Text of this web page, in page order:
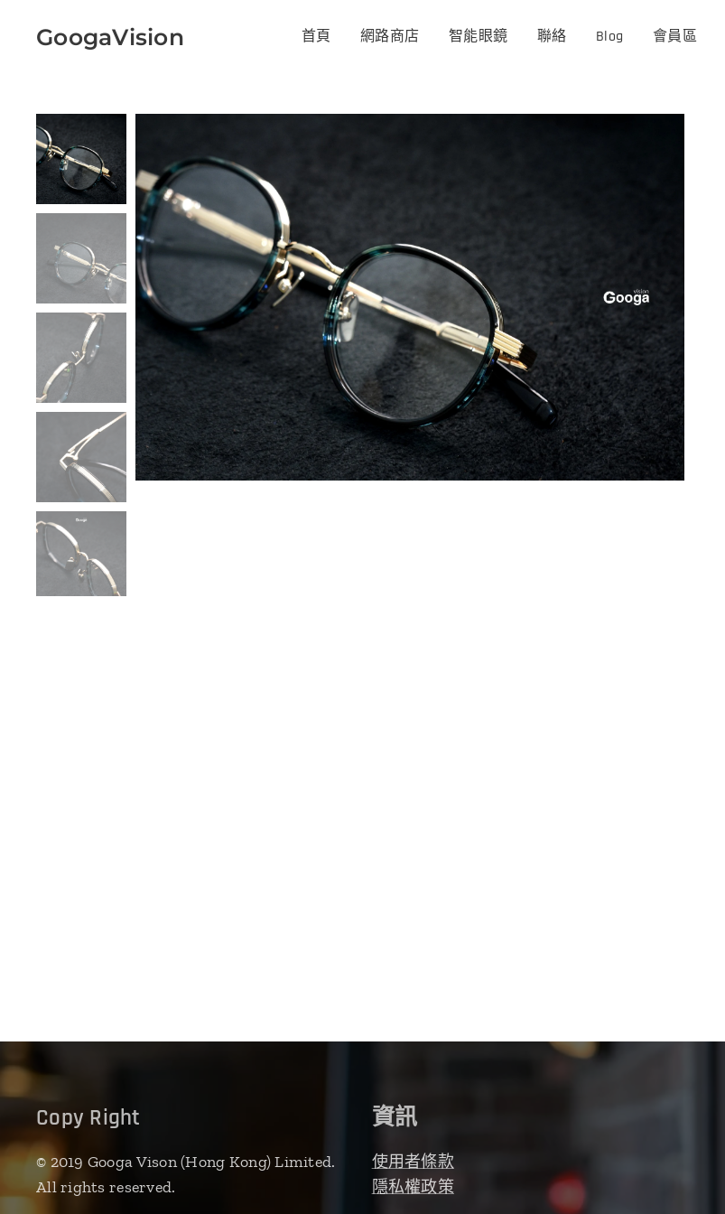
GoogaVision 首頁 網路商店 智能眼鏡 聯絡 Blog 會員區
Copy Right
© 2019 Googa Vison (Hong Kong) Limited.
All rights reserved.
資訊
使用者條款
隱私權政策